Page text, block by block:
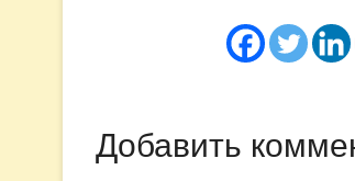
Добавить